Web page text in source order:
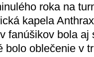
roka na
kapela
fanúšikov bola aj
bolo oblečenie v